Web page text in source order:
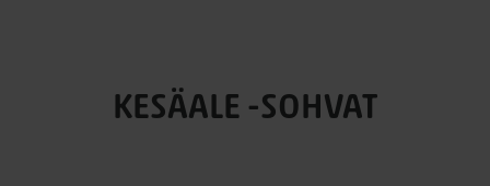
KESÄALE -SOHVAT